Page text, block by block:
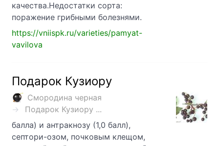
качества.Недостатки сорта:
поражение грибными болезнями.
https://vniispk.ru/varieties/pamyat-
vavilova
Подарок Кузиору
Смородина черная
Подарок Кузиору ...
балла) и антракнозу (1,0 балл),
септори-озом, почковым клещом,